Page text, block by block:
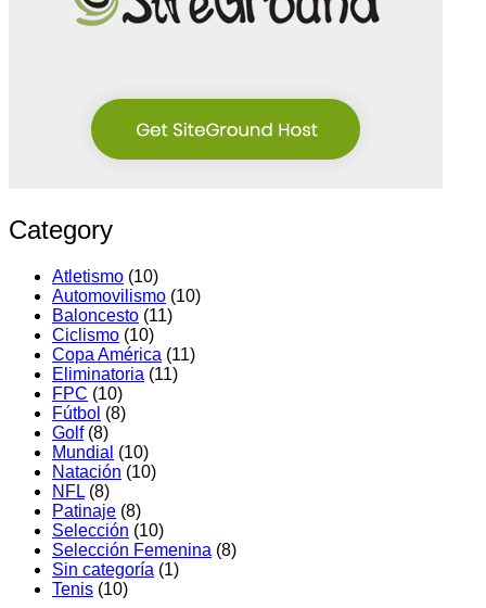
Category
Atletismo (10)
Automovilismo (10)
Baloncesto (11)
Ciclismo (10)
Copa América (11)
Eliminatoria (11)
FPC (10)
Fútbol (8)
Golf(8)
Mundial (10)
Natación (10)
NFL (8)
Patinaje (8)
Selección (10)
Selección Femenina (8)
Sin categoría (1)
Tenis (10)